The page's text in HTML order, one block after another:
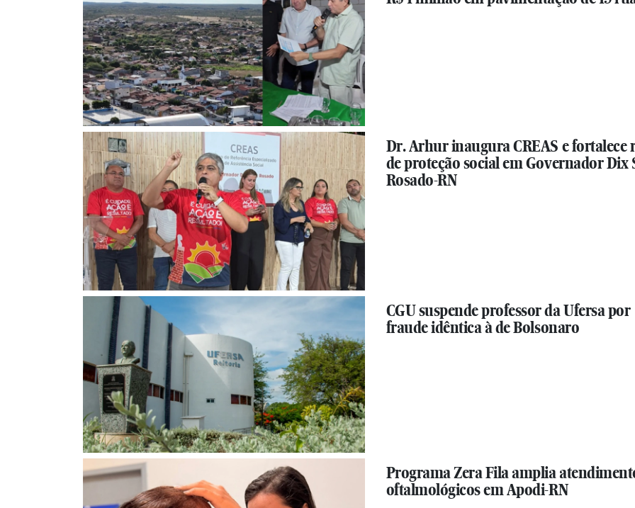
Dr. Arhur inaugura CREAS e fortalece
de proteção social em Governador Dix
Rosado-RN
CGU suspende professor da Ufersa por
fraude idêntica à de Bolsonaro
Programa Zera Fila amplia
oftalmológicos em Apodi-RN